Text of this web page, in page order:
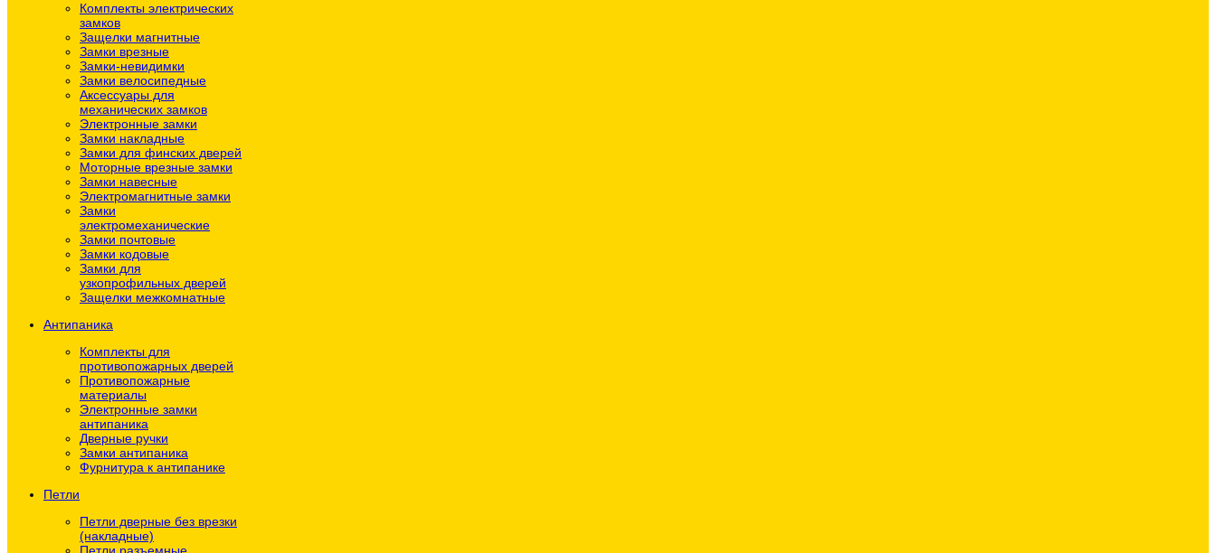
Комплекты электрических
замков
Защелки магнитные
Замки врезные
Замки-невидимки
Замки велосипедные
Аксессуары для
механических замков
Электронные замки
Замки накладные
Замки для финских дверей
Моторные врезные замки
Замки навесные
Электромагнитные замки
Замки
электромеханические
Замки почтовые
Замки кодовые
Замки для
узкопрофильных дверей
Защелки межкомнатные
Антипаника
Комплекты для
противопожарных дверей
Противопожарные
материалы
Электронные замки
антипаника
Дверные ручки
Замки антипаника
Фурнитура к антипанике
Петли
Петли дверные без врезки
(накладные)